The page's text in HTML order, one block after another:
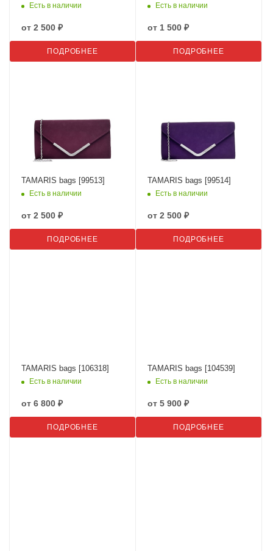
Есть в наличии
от 2 500 ₽
ПОДРОБНЕЕ
Есть в наличии
от 1 500 ₽
ПОДРОБНЕЕ
TAMARIS bags [99513]
Есть в наличии
от 2 500 ₽
ПОДРОБНЕЕ
TAMARIS bags [99514]
Есть в наличии
от 2 500 ₽
ПОДРОБНЕЕ
TAMARIS bags [106318]
Есть в наличии
от 6 800 ₽
ПОДРОБНЕЕ
TAMARIS bags [104539]
Есть в наличии
от 5 900 ₽
ПОДРОБНЕЕ